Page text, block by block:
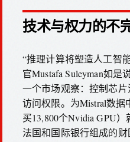
技术与权力的不
“推理计算将塑造人工智
官Mustafa Suleyman如
一个市场观察：控制芯
访问权限。为Mistral数据
买13,800个Nvidia GPU
法国和国际银行组成的